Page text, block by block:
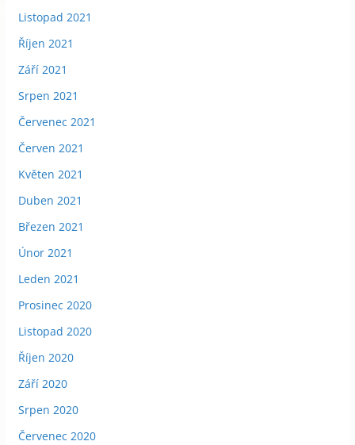
Listopad 2021
Říjen 2021
Září 2021
Srpen 2021
Červenec 2021
Červen 2021
Květen 2021
Duben 2021
Březen 2021
Únor 2021
Leden 2021
Prosinec 2020
Listopad 2020
Říjen 2020
Září 2020
Srpen 2020
Červenec 2020